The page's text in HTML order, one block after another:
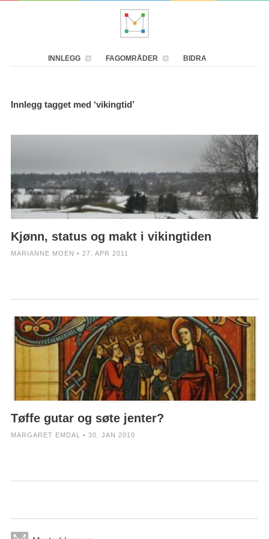
INNLEGG FAGOMRÅDER BIDRA
Innlegg tagget med ‘vikingtid’
Kjønn, status og makt i vikingtiden
MARIANNE MOEN • 27. APR 2011
Tøffe gutar og søte jenter?
MARGARET EMDAL • 30. JAN 2010